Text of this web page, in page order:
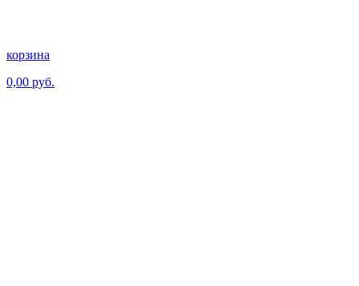
корзина
0,00 руб.